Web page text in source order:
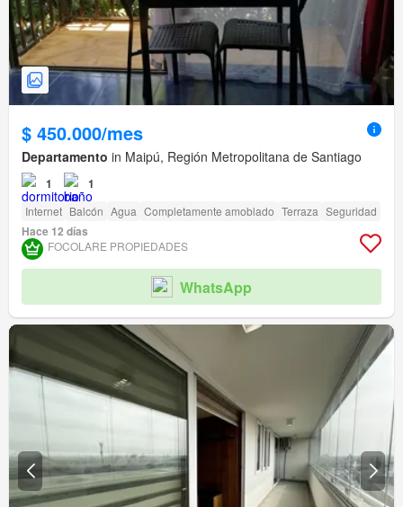
$ 450.000/mes
Departamento in Maipú, Región Metropolitana de Santiago
1 1
Internet Balcón Agua Completamente amoblado Terraza Seguridad
Hace 12 días
FOCOLARE PROPIEDADES
WhatsApp